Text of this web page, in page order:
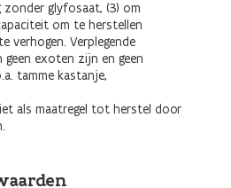
glyfosaat, (3) om
om te herstellen
verhogen. Verplegende
exoten zijn en geen
tamme kastanje,
als maatregel tot herstel door